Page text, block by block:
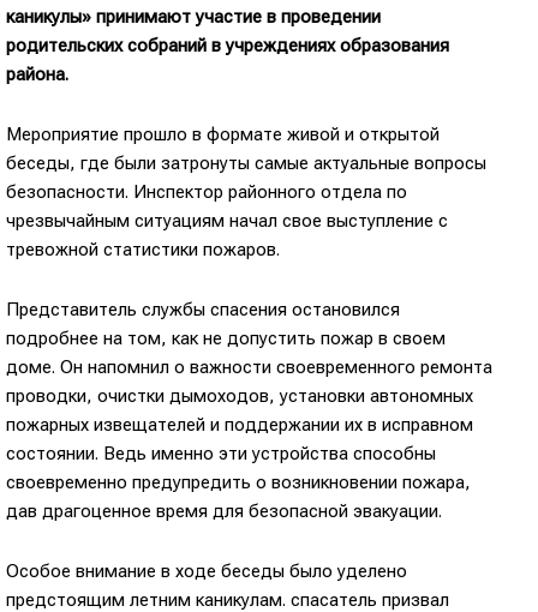
каникулы» принимают участие в проведении
родительских собраний в учреждениях образования
района.
Мероприятие прошло в формате живой и открытой
беседы, где были затронуты самые актуальные вопросы
безопасности. Инспектор районного отдела по
чрезвычайным ситуациям начал свое выступление с
тревожной статистики пожаров.
Представитель службы спасения остановился
подробнее на том, как не допустить пожар в своем
доме. Он напомнил о важности своевременного ремонта
проводки, очистки дымоходов, установки автономных
пожарных извещателей и поддержании их в исправном
состоянии. Ведь именно эти устройства способны
своевременно предупредить о возникновении пожара,
дав драгоценное время для безопасной эвакуации.
Особое внимание в ходе беседы было уделено
предстоящим летним каникулам. спасатель призвал